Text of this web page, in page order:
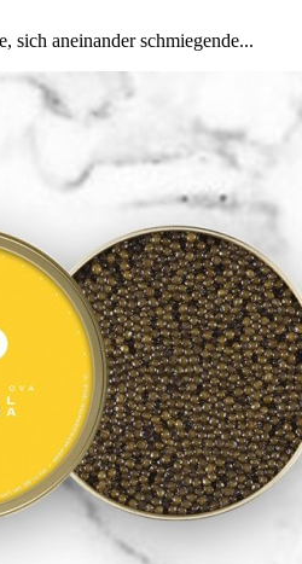
sich aneinander schmiegende...